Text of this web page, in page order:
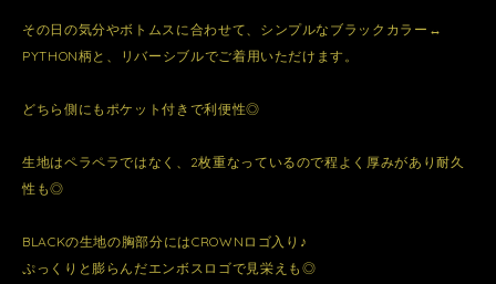
その日の気分やボトムスに合わせて、シンプルなブラックカラー↔︎
PYTHON柄と、リバーシブルでご着用いただけます。
どちら側にもポケット付きで利便性◎
生地はペラペラではなく、2枚重なっているので程よく厚みがあり耐久
性も◎
BLACKの生地の胸部分にはCROWNロゴ入り♪
ぷっくりと膨らんだエンボスロゴで見栄えも◎